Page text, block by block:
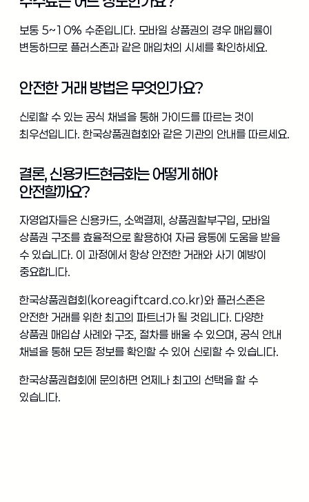
보통 5~10% 수준입니다. 모바일 상품권의 경우 매입률이
변동하므로 플러스존과 같은 매입처의 시세를 확인하세요.
안전한 거래 방법은 무엇인가요?
신뢰할 수 있는 공식 채널을 통해 가이드를 따르는 것이
최우선입니다. 한국상품권협회와 같은 기관의 안내를 따르세요.
결론, 신용카드현금화는 어떻게 해야
안전할까요?
자영업자들은 신용카드, 소액결제, 상품권할부구입, 모바일
상품권 구조를 효율적으로 활용하여 자금 융통에 도움을 받을
수 있습니다. 이 과정에서 항상 안전한 거래와 사기 예방이
중요합니다.
한국상품권협회(koreagiftcard.co.kr)와 플러스존은
안전한 거래를 위한 최고의 파트너가 될 것입니다. 다양한
상품권 매입샵 사례와 구조, 절차를 배울 수 있으며, 공식 안내
채널을 통해 모든 정보를 확인할 수 있어 신뢰할 수 있습니다.
한국상품권협회에 문의하면 언제나 최고의 선택을 할 수
있습니다.